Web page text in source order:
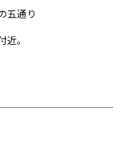
五通り
。